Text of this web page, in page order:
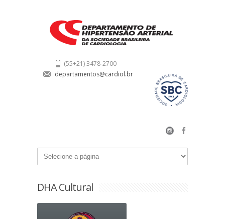
(55+21) 3478-2700
departamentos@cardiol.br
DHA Cultural